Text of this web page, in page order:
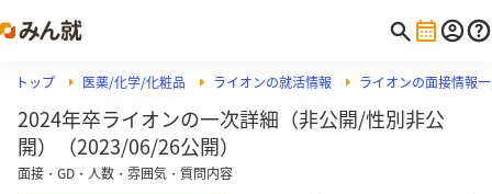
トップ 医薬/化学/化粧品 ライオンの就活情報 ライオンの面接情報
2024年卒ライオンの一次詳細（非公開/性別非公
開）（2023/06/26公開）
面接・GD・人数・雰囲気・質問内容